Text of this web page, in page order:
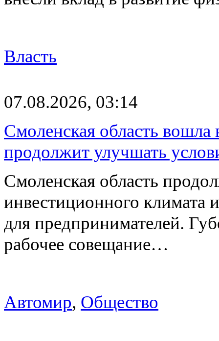
Власть
07.08.2026, 03:14
Смоленская область
продолжит улучшать
Смоленская область
инвестиционного климата
для предпринимателей.
рабочее совещание…
Автомир, Общество